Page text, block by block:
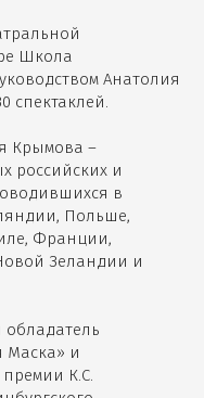
Школа
Анатолия
спектаклей.
Крымова –
российских и
в
Польше,
Франции,
Зеландии и
Маска» и
премии К.С.